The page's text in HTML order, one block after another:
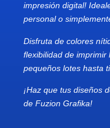
impresión digital!
personal o
Disfruta de colores
flexibilidad de imprimir
pequeños lotes hasta
¡Haz que tus diseños
de Fuzion Grafika!